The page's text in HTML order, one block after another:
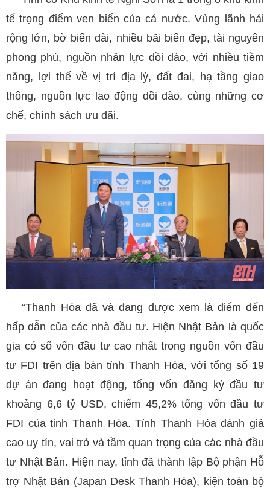
tế trọng điểm ven biển của cả nước. Vùng lãnh hải
rộng lớn, bờ biển dài, nhiều bãi biển đẹp, tài nguyên
phong phú, nguồn nhân lực dồi dào, với nhiều tiềm
năng, lợi thế về vị trí địa lý, đất đai, hạ tầng giao
thông, nguồn lực lao động dồi dào, cùng những cơ
chế, chính sách ưu đãi.
“Thanh Hóa đã và đang được xem là điểm đến
hấp dẫn của các nhà đầu tư. Hiện Nhật Bản là quốc
gia có số vốn đầu tư cao nhất trong nguồn vốn đầu
tư FDI trên địa bàn tỉnh Thanh Hóa, với tổng số 19
dự án đang hoạt động, tổng vốn đăng ký đầu tư
khoảng 6,6 tỷ USD, chiếm 45,2% tổng vốn đầu tư
FDI của tỉnh Thanh Hóa. Tỉnh Thanh Hóa đánh giá
cao uy tín, vai trò và tầm quan trọng của các nhà đầu
tư Nhật Bản. Hiện nay, tỉnh đã thành lập Bộ phận Hỗ
trợ Nhật Bản (Japan Desk Thanh Hóa), kiện toàn bộ